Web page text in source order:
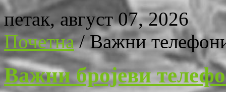
петак, август 07, 2026
Почетна/Важни
Важни бројеви